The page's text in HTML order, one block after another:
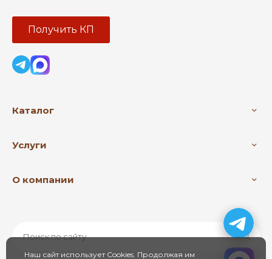
Получить КП
Каталог
Услуги
О компании
Наш сайт использует Cookies. Продолжая им